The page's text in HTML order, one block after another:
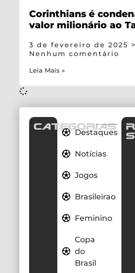
Corinthians é
valor milionário ao
3 de fevereiro de 2025
Nenhum comentário
Leia Mais »
CATEGORIAS
Destaques
Notícias
Jogos
Brasileirao
Feminino
Copa
do
Brasil